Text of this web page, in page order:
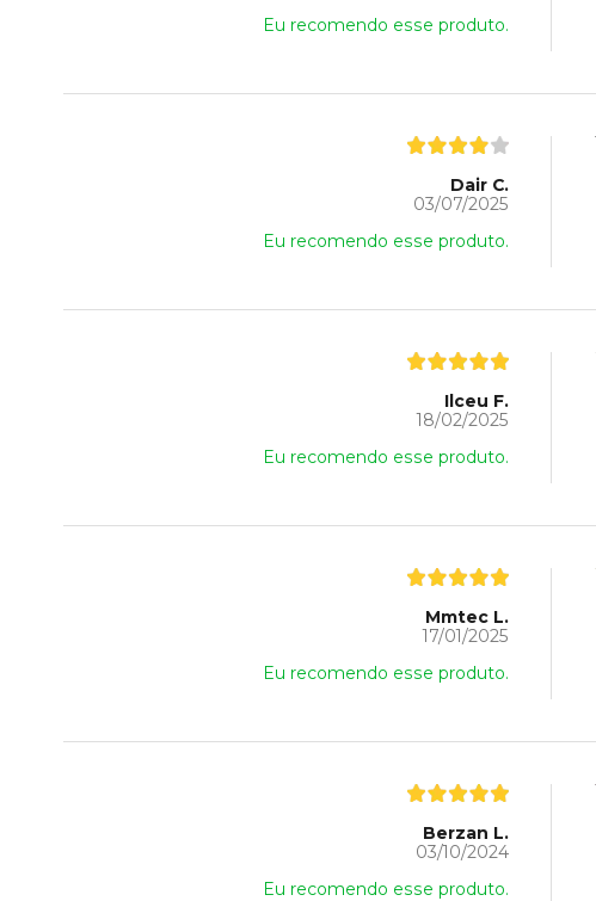
Eu recomendo esse produto.
Dair C.
03/07/2025
Eu recomendo esse produto.
Ilceu F.
18/02/2025
Eu recomendo esse produto.
Mmtec L.
17/01/2025
Eu recomendo esse produto.
Berzan L.
03/10/2024
Eu recomendo esse produto.